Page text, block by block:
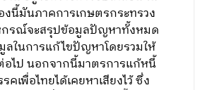
งนี้มันภาคการเกษตรกระทรวง
กรณ์จะสรุปข้อมูลปัญหาทั้งหมด
ลในการแก้ไขปัญหาโดยรวมให้
ไป นอกจากนี้มาตรการแก้หนี้
เพื่อไทยได้เคยหาเสียงไว้ ซึ่ง